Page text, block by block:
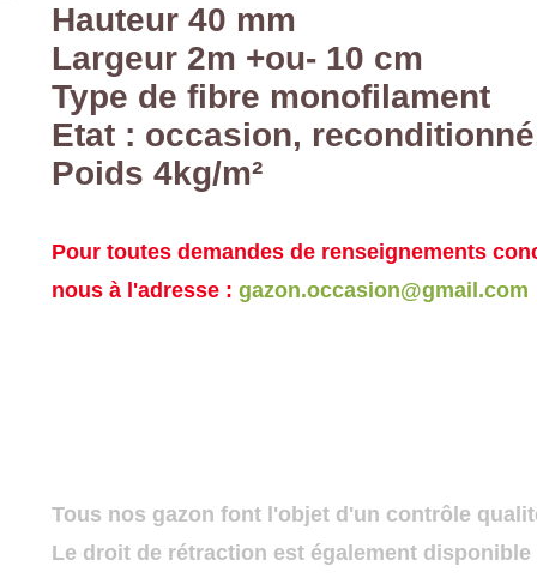
Hauteur 40 mm
Largeur 2m +ou- 10 cm
Type de fibre monofilament
Etat : occasion,
Poids 4kg/m²
Pour toutes demandes de renseignements
nous à l'adresse : gazon.occasion@gmail.com
Tous nos gazon font l'objet d'un contrôle
Le droit de rétraction est également